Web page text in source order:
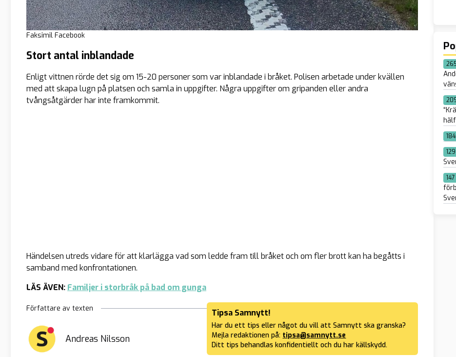
Faksimil Facebook
Stort antal inblandade
Enligt vittnen rörde det sig om 15-20 personer som var inblandade i bråket. Polisen arbetade under kvällen
med att skapa lugn på platsen och samla in uppgifter. Några uppgifter om gripanden eller andra
tvångsåtgärder har inte framkommit.
Händelsen utreds vidare för att klarlägga vad som ledde fram till bråket och om fler brott kan ha begåtts i
samband med konfrontationen.
LÄS ÄVEN: Familjer i storbråk på bad om gunga
Författare av texten
Andreas Nilsson
Tipsa Samnytt!
Har du ett tips eller något du vill att Samnytt ska granska?
Mejla redaktionen på: tipsa@samnytt.se
Ditt tips behandlas konfidentiellt och du har källskydd.
265
184
129
147